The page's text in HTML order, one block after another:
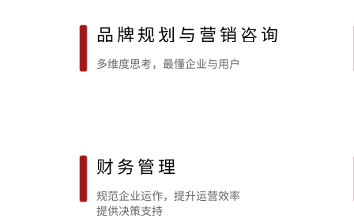
品牌规划与 营销咨询
多维度思考， 最懂企业与用户
财务管理
规范企业运作， 提升运营效率
提供决策支持